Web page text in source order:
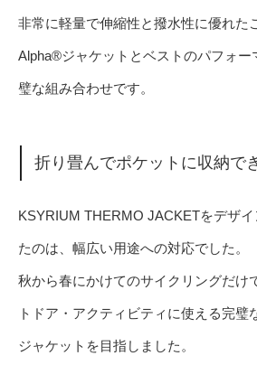
非常に軽量で伸縮性と撥水性に優れた
Alpha®ジャケットとベストのパフォー
璧な組み合わせです。
折り畳んでポケットに収納で
KSYRIUM THERMO JACKETをデザ
たのは、幅広い用途への対応でした。
秋から春にかけてのサイクリングだけ
トドア・アクティビティに使える完璧
ジャケットを目指しました。